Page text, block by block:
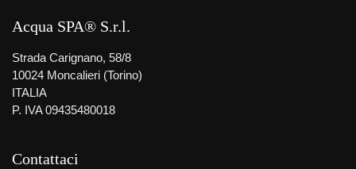
Acqua SPA® S.r.l.
Strada Carignano, 58/8
10024 Moncalieri (Torino)
ITALIA
P. IVA 09435480018
Contattaci